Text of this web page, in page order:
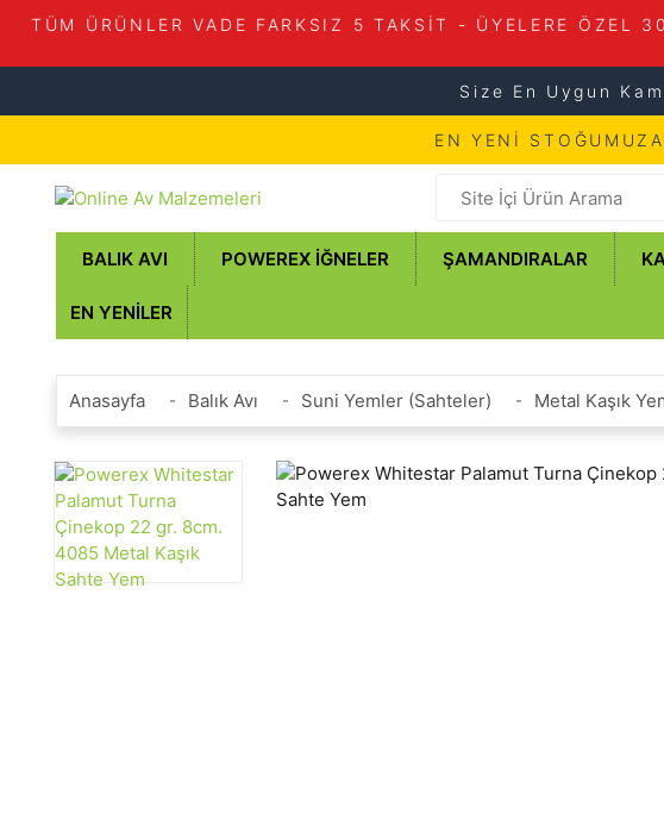
TÜM ÜRÜNLER VADE FARKSIZ 5 TAKSİT - ÜYELERE ÖZEL
Size En Uygun
EN YENİ
BALIK AVI POWEREX İĞNELER ŞAMANDIRALAR
EN YENILER
Anasayfa Balık Avı Suni Yemler (Sahteler) Metal Kaşık